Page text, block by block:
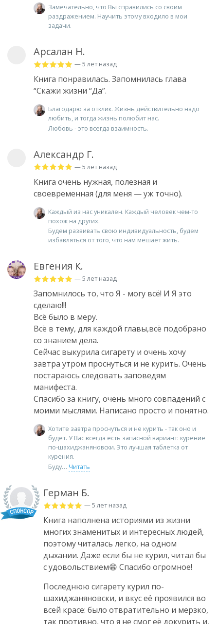
Замечательно, что Вы справились со своим
раздражением. Научить этому входило в мои
задачи.
Арсалан Н.
— 5 лет назад
Книга понравилась. Запомнилась глава
“Скажи жизни “Да”.
Благодарю за отклик. Жизнь действительно надо
любить, и тогда жизнь полюбит нас.
Любовь - это всегда взаимность.
Александр Г.
— 5 лет назад
Книга очень нужная, полезная и
своевременная (для меня — уж точно).
Каждый из нас уникален. Каждый человек чем-то
похож на других.
Будем развивать свою индивидуальность, будем
избавляться от того, что нам мешает жить.
Евгения К.
— 5 лет назад
Запомнилось то, что Я - могу всё! И Я это
сделаю!!!
Всё было в меру.
Всё в тему, для каждой главы,всё подобрано
со знанием дела.
Сейчас выкурила сигарету и очень хочу
завтра утром проснуться и не курить. Очень
постараюсь следовать заповедям
манифеста.
Спасибо за книгу, очень много совпадений с
моими мыслями. Написано просто и понятно.
Хотите завтра проснуться и не курить - так оно и
будет. У Вас всегда есть запасной вариант: курение
по-шахиджаняновски. Это лучшая таблетка от
курения.
Буду
Читать
Герман Б.
— 5 лет назад
Книга наполнена историями из жизни
многих знаменитых и интересных людей,
поэтому читалась легко, на одном
дыхании. Даже если бы не курил, читал бы
с удовольствием😁 Спасибо огромное!
Последнюю сигарету курил по-
шахиджаняновски, и вкус её проявился во
всей красе: было отвратительно и мерзко,
так противно, что я не смог её докурить и,